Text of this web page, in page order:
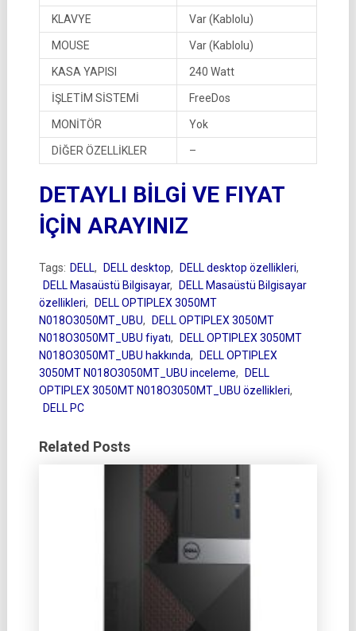
KLAVYE Var (Kablolu)
MOUSE Var (Kablolu)
KASA YAPISI 240 Watt
İŞLETİM SİSTEMİ FreeDos
MONİTÖR Yok
DİĞER ÖZELLİKLER –
DETAYLI BİLGİ VE FIYAT
İÇİN ARAYINIZ
Tags: DELL, DELL desktop, DELL desktop özellikleri,
DELL Masaüstü Bilgisayar,
DELL Masaüstü Bilgisayar
özellikleri,
DELL OPTIPLEX 3050MT
N018O3050MT_UBU,
DELL OPTIPLEX 3050MT
N018O3050MT_UBU fiyatı,
DELL OPTIPLEX 3050MT
N018O3050MT_UBU hakkında,
DELL OPTIPLEX
3050MT N018O3050MT_UBU inceleme,
DELL
OPTIPLEX 3050MT N018O3050MT_UBU özellikleri,
DELL PC
Related Posts